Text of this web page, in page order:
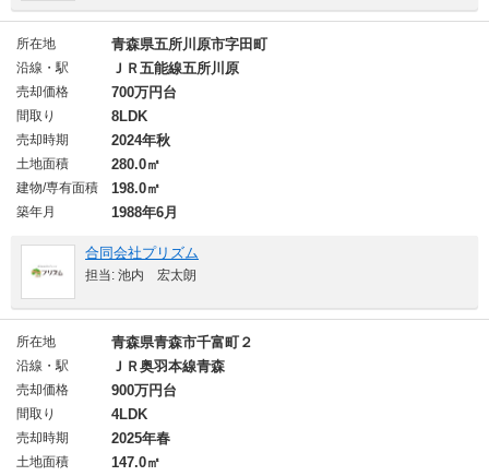
所在地 青森県五所川原市字田町
沿線・駅 ＪＲ五能線五所川原
売却価格 700万円台
間取り 8LDK
売却時期 2024年秋
土地面積 280.0㎡
建物/専有面積 198.0㎡
築年月 1988年6月
合同会社プリズム
担当: 池内 宏太朗
所在地 青森県青森市千富町２
沿線・駅 ＪＲ奥羽本線青森
売却価格 900万円台
間取り 4LDK
売却時期 2025年春
土地面積 147.0㎡